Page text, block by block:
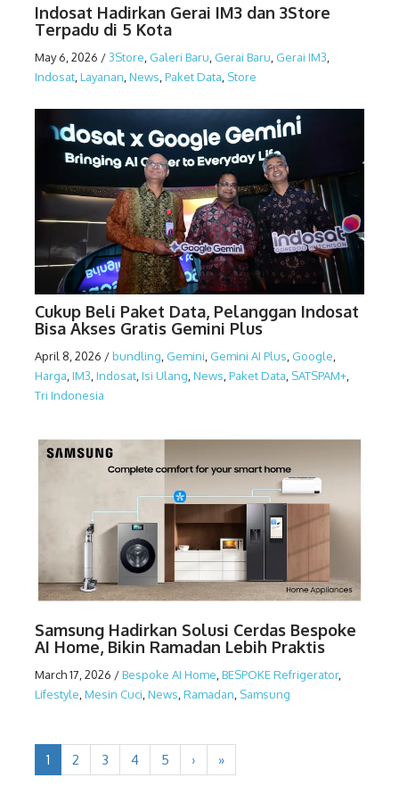
Indosat Hadirkan Gerai IM3 dan 3Store
Terpadu di 5 Kota
May 6, 2026 /3Store Galeri Baru Gerai Baru Gerai IM3
Indosat Layanan News Paket Data Store
Cukup Beli Paket Data, Pelanggan Indosat
Bisa Akses Gratis Gemini Plus
April 8, 2026 /bundling Gemini Gemini AI Plus Google
Harga IM3 Indosat Isi Ulang News Paket Data SATSPAM+
Tri Indonesia
Samsung Hadirkan Solusi Cerdas Bespoke
AI Home, Bikin Ramadan Lebih Praktis
March 17, 2026 /Bespoke AI Home BESPOKE Refrigerator,
Lifestyle Mesin Cuci News Ramadan Samsung
1 2 3 4 5 › »